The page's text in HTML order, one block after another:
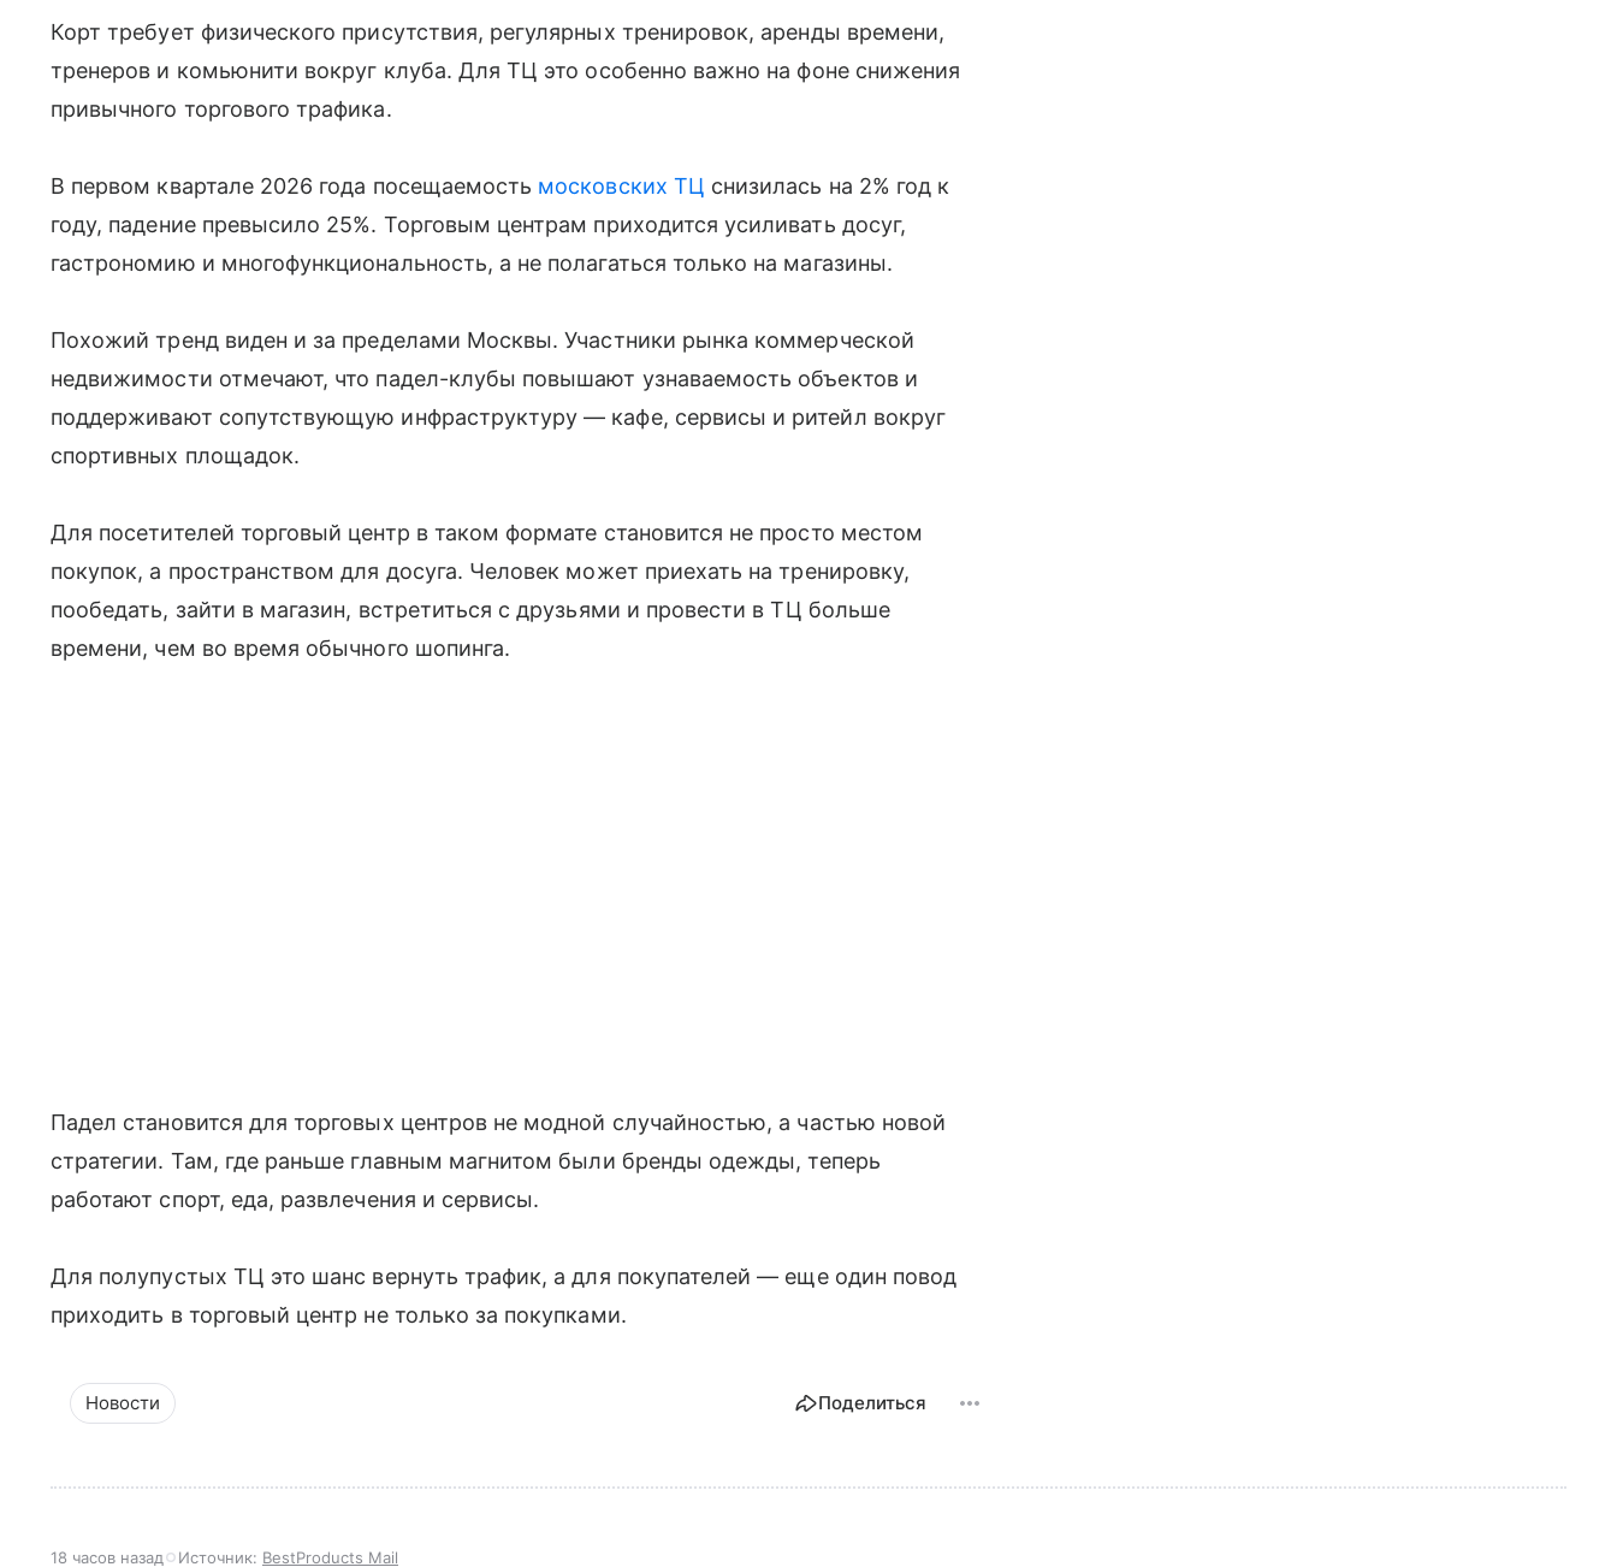
Корт требует физического присутствия, регулярных тренировок, аренды времени,
тренеров и комьюнити вокруг клуба. Для ТЦ это особенно важно на фоне снижения
привычного торгового трафика.
В первом квартале 2026 года посещаемость московских ТЦ снизилась на 2% год к
году, падение превысило 25%. Торговым центрам приходится усиливать досуг,
гастрономию и многофункциональность, а не полагаться только на магазины.
Похожий тренд виден и за пределами Москвы. Участники рынка коммерческой
недвижимости отмечают, что падел-клубы повышают узнаваемость объектов и
поддерживают сопутствующую инфраструктуру — кафе, сервисы и ритейл вокруг
спортивных площадок.
Для посетителей торговый центр в таком формате становится не просто местом
покупок, а пространством для досуга. Человек может приехать на тренировку,
пообедать, зайти в магазин, встретиться с друзьями и провести в ТЦ больше
времени, чем во время обычного шопинга.
Падел становится для торговых центров не модной случайностью, а частью новой
стратегии. Там, где раньше главным магнитом были бренды одежды, теперь
работают спорт, еда, развлечения и сервисы.
Для полупустых ТЦ это шанс вернуть трафик, а для покупателей — еще один повод
приходить в торговый центр не только за покупками.
Новости Поделиться
18 часов назад Источник: BestProducts Mail